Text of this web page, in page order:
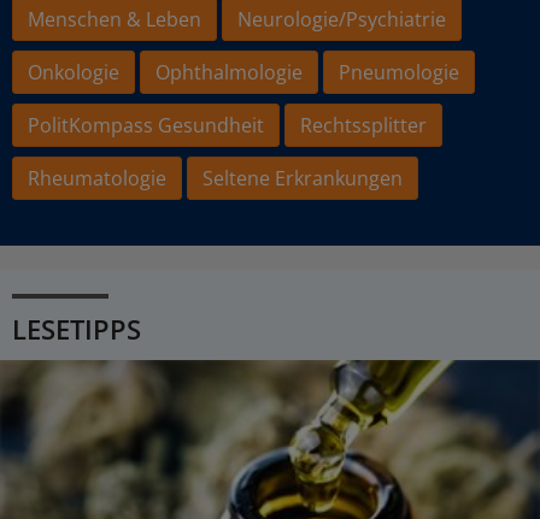
Menschen & Leben
Neurologie/Psychiatrie
Onkologie
Ophthalmologie
Pneumologie
PolitKompass Gesundheit
Rechtssplitter
Rheumatologie
Seltene Erkrankungen
LESETIPPS